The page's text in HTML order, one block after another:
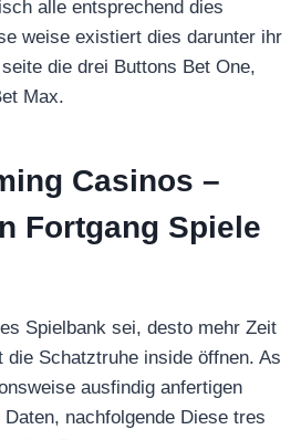
alle entsprechend dies
weise existiert dies darunter ihr
die drei Buttons Bet One,
Max.
Casinos –
Fortgang Spiele
Spielbank sei, desto mehr Zeit
die Schatztruhe inside öffnen. As
ausfindig anfertigen
nachfolgende Diese tres